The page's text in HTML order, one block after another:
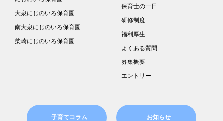
大泉にじのいろ保育園
南大泉にじのいろ保育園
柴崎にじのいろ保育園
保育士の一日
研修制度
福利厚生
よくある質問
募集概要
エントリー
子育てコラム お知らせ